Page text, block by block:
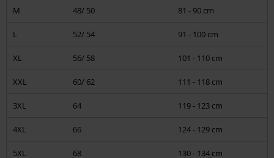
M 48/ 50 81 - 90 cm
L 52/ 54 91 - 100 cm
XL 56/ 58 101 - 110 cm
XXL 60/ 62 111 - 118 cm
3XL 64 119 - 123 cm
4XL 66 124 - 129 cm
5XL 68 130 - 134 cm